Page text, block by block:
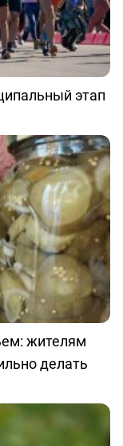
этап
жителям
делать